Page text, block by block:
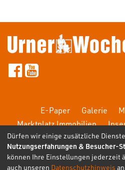
E-Paper Galerie
Marktplatz Immobilien
FAQ
Dürfen wir einige zusätzliche
Nutzungserfahrungen & Besucher-
können Ihre Einstellungen jederzeit
auch unseren Datenschutzhinweis